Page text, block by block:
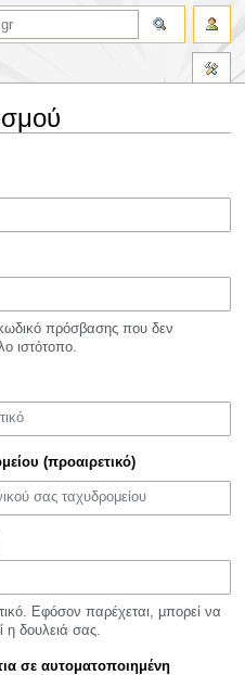
κωδικό πρόσβασης που δεν
ιστότοπο.
(προαιρετικό)
Εφόσον παρέχεται, μπορεί να
η δουλειά σας.
σε αυτοματοποιημένη